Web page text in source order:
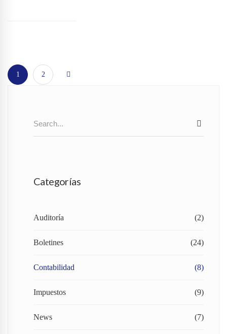
1 2
for:
Categorías
Auditoría (2)
Boletines (24)
Contabilidad (8)
Impuestos (9)
News (7)